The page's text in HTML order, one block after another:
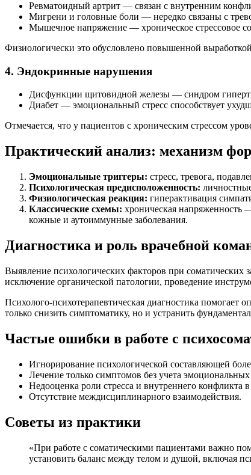
Ревматоидный артрит — связан с внутренним
Мигрени и головные боли — нередко связаны с
Мышечное напряжение — хроническое стрессовое
Физиологически это обусловлено повышенной
4. Эндокринные нарушения
Дисфункции щитовидной железы — синдром
Диабет — эмоциональный стресс способствует
Отмечается, что у пациентов с хроническим стрессом
Практический анализ: механизм
Эмоциональные триггеры: стресс, тревога,
Психологическая предисположенность:
Физиологическая реакция: гиперактивация
Классические схемы: хроническая
кожные и аутоиммунные заболевания.
Диагностика и роль врачебной
Выявление психологических факторов при соматических
исключение органической патологии, проведение
Психолого-психотерапевтическая диагностика помогает
только снизить симптоматику, но и устранить
Частые ошибки в работе с
Игнорирование психологической составляющей
Лечение только симптомов без учета
Недооценка роли стресса и внутреннего конфликта
Отсутствие междисциплинарного взаимодействия.
Советы из практики
«При работе с соматическими пациентами важно
установить баланс между телом и душой, включая